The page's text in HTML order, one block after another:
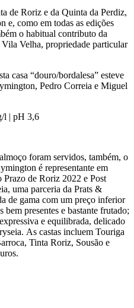
de Roriz e da Quinta da Perdiz,
e, como em todas as edições
o habitual contributo da
Velha, propriedade particular
casa “douro/bordalesa” esteve
Pedro Correia e Miguel
l | pH 3,6
foram servidos, também, o
é representante em
de Roriz 2022 e Post
uma parceria da Prats &
de gama com um preço inferior
presentes e bastante frutado;
e equilibrada, delicado
As castas incluem Touriga
Tinta Roriz, Sousão e